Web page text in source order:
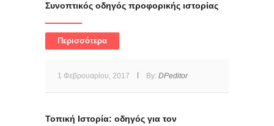
Συνοπτικός οδηγός προφορικής ιστορίας
Περισσότερα
1 Φεβρουαρίου, 2017 By: DPeditor
Τοπική Ιστορία: οδηγός για τον